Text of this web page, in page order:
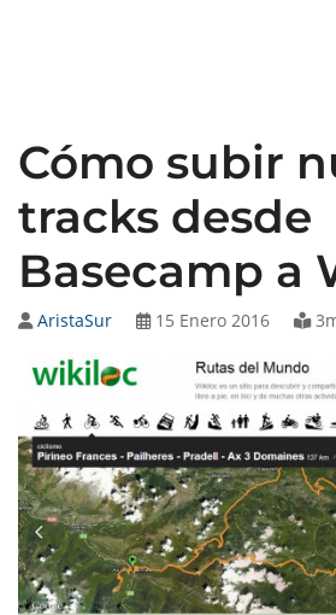
Cómo subir
tracks desde
Basecamp a
AristaSur 15 Enero 2016